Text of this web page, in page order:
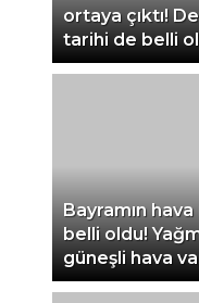
ortaya çıktı!
tarihi de belli
Bayramın
belli oldu!
güneşli hava